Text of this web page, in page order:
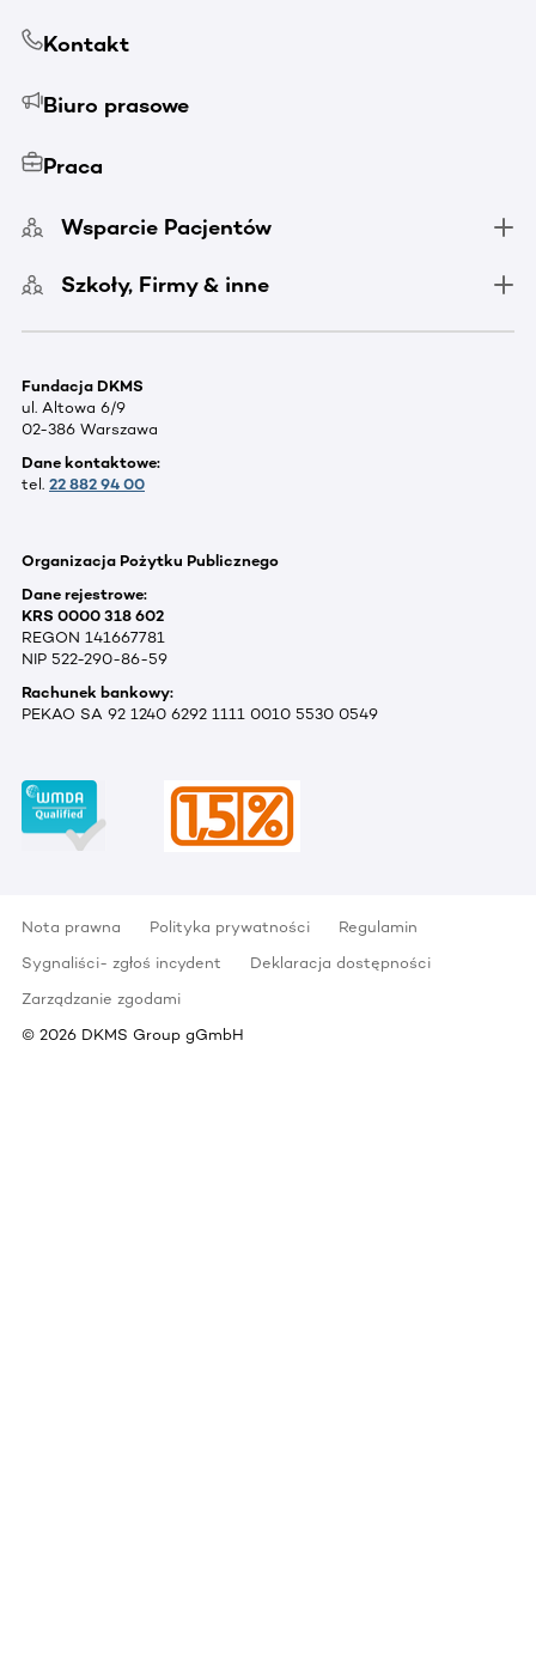
Kontakt
Biuro prasowe
Praca
Wsparcie Pacjentów
Szkoły, Firmy & inne
Fundacja DKMS
ul. Altowa 6/9
02-386 Warszawa
Dane kontaktowe:
tel. 22 882 94 00
Organizacja Pożytku Publicznego
Dane rejestrowe:
KRS 0000 318 602
REGON 141667781
NIP 522-290-86-59
Rachunek bankowy:
PEKAO SA 92 1240 6292 1111 0010 5530 0549
Nota prawna Polityka prywatności
Regulamin
Sygnaliści- zgłoś incydent
Deklaracja dostępności
Zarządzanie zgodami
© 2026 DKMS Group gGmbH